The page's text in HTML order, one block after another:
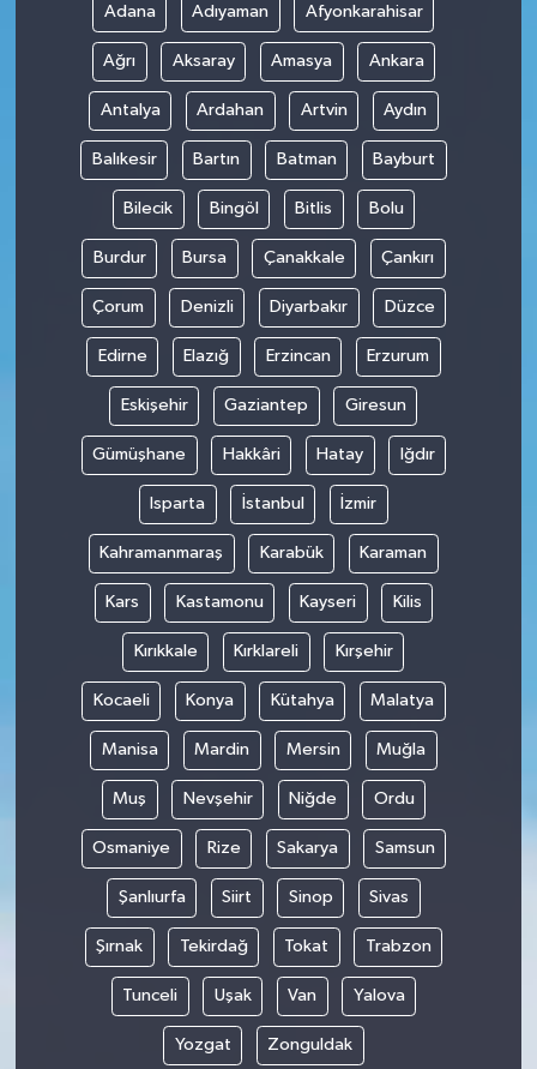
Adana Adıyaman Afyonkarahisar
Ağrı Aksaray Amasya Ankara
Antalya Ardahan Artvin Aydın
Balıkesir Bartın Batman Bayburt
Bilecik Bingöl Bitlis Bolu
Burdur Bursa Çanakkale Çankırı
Çorum Denizli Diyarbakır Düzce
Edirne Elazığ Erzincan Erzurum
Eskişehir Gaziantep Giresun
Gümüşhane Hakkâri Hatay Iğdır
Isparta İstanbul İzmir
Kahramanmaraş Karabük Karaman
Kars Kastamonu Kayseri Kilis
Kırıkkale Kırklareli Kırşehir
Kocaeli Konya Kütahya Malatya
Manisa Mardin Mersin Muğla
Muş Nevşehir Niğde Ordu
Osmaniye Rize Sakarya Samsun
Şanlıurfa Siirt Sinop Sivas
Şırnak Tekirdağ Tokat Trabzon
Tunceli Uşak Van Yalova
Yozgat Zonguldak
Teknoloji